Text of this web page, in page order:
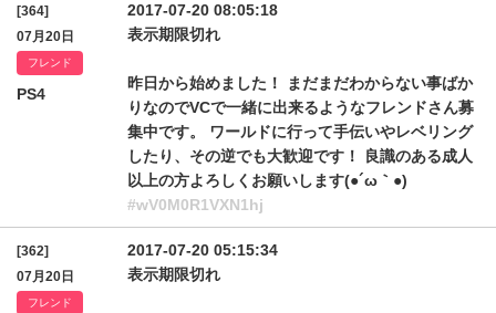
[364]
07月20日
フレンド
PS4
2017-07-20 08:05:18
表示期限切れ
昨日から始めました！ まだまだわからない事ばか
りなのでVCで一緒に出来るようなフレンドさん募
集中です。 ワールドに行って手伝いやレベリング
したり、その逆でも大歓迎です！ 良識のある成人
以上の方よろしくお願いします(●´ω｀●)
#wV0M0R1VXN1hj
[362]
07月20日
フレンド
2017-07-20 05:15:34
表示期限切れ